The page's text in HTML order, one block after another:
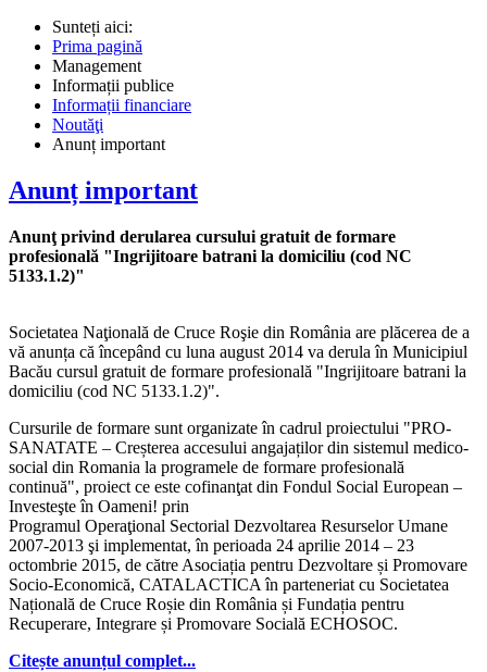
Sunteți aici:
Prima pagină
Management
Informații publice
Informații financiare
Noutăţi
Anunț important
Anunț important
Anunţ privind derularea cursului gratuit de formare
profesională "Ingrijitoare batrani la domiciliu (cod NC
5133.1.2)"
Societatea Naţională de Cruce Roşie din România are plăcerea de a
vă anunța că începând cu luna august 2014 va derula în Municipiul
Bacău cursul gratuit de formare profesională "Ingrijitoare batrani la
domiciliu (cod NC 5133.1.2)".
Cursurile de formare sunt organizate în cadrul proiectului "PRO-
SANATATE – Creșterea accesului angajaților din sistemul medico-
social din Romania la programele de formare profesională
continuă", proiect ce este cofinanţat din Fondul Social European –
Investeşte în Oameni! prin
Programul Operaţional Sectorial Dezvoltarea Resurselor Umane
2007-2013 şi implementat, în perioada 24 aprilie 2014 – 23
octombrie 2015, de către Asociația pentru Dezvoltare și Promovare
Socio-Economică, CATALACTICA în parteneriat cu Societatea
Națională de Cruce Roșie din România și Fundația pentru
Recuperare, Integrare și Promovare Socială ECHOSOC.
Citește anunțul complet...